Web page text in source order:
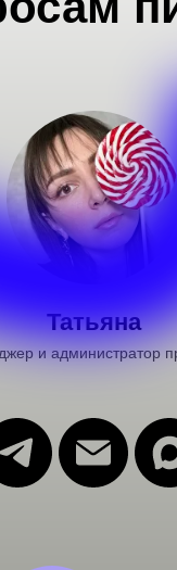
Татьяна
и администратор